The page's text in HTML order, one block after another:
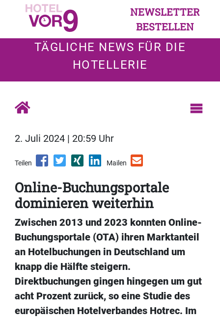
NEWSLETTER
BESTELLEN
TÄGLICHE NEWS FÜR DIE
HOTELLERIE
2. Juli 2024 | 20:59 Uhr
Teilen Mailen
Online-Buchungsportale
dominieren weiterhin
Zwischen 2013 und 2023 konnten Online-
Buchungsportale (OTA) ihren Marktanteil
an Hotelbuchungen in Deutschland um
knapp die Hälfte steigern.
Direktbuchungen gingen hingegen um gut
acht Prozent zurück, so eine Studie des
europäischen Hotelverbandes Hotrec. Im